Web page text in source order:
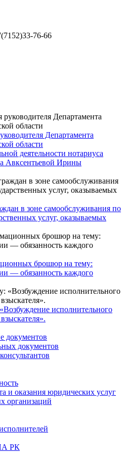
76-66
Департамента
области
деятельности нотариуса
Авксентьевой Ирины
в зоне самообслуживания по
услуг, оказываемых
брошюр на тему:
— обязанность каждого
исполнительного
документов
документов
и оказания юридических услуг
организаций
РК